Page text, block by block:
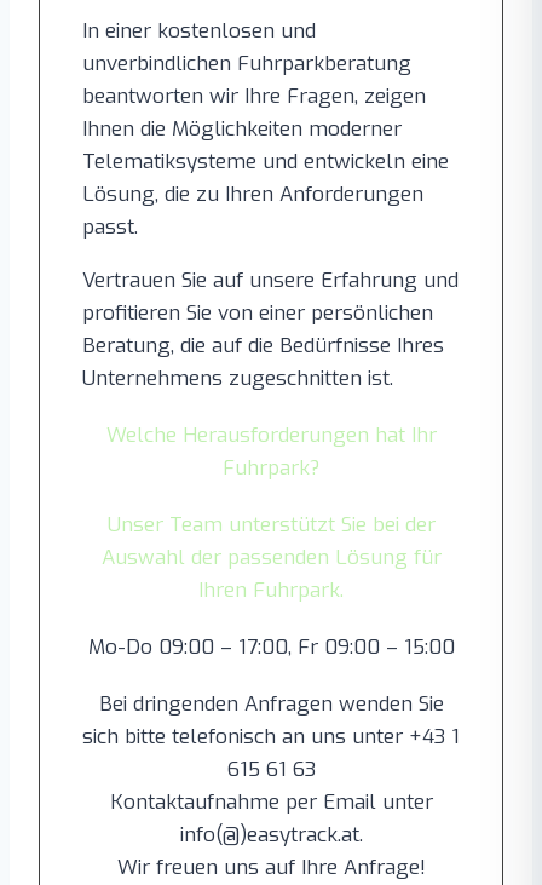
In einer kostenlosen und
unverbindlichen Fuhrparkberatung
beantworten wir Ihre Fragen, zeigen
Ihnen die Möglichkeiten moderner
Telematiksysteme und entwickeln eine
Lösung, die zu Ihren Anforderungen
passt.
Vertrauen Sie auf unsere Erfahrung und
profitieren Sie von einer persönlichen
Beratung, die auf die Bedürfnisse Ihres
Unternehmens zugeschnitten ist.
Welche Herausforderungen hat Ihr
Fuhrpark?
Unser Team unterstützt Sie bei der
Auswahl der passenden Lösung für
Ihren Fuhrpark.
Mo-Do 09:00 – 17:00, Fr 09:00 – 15:00
Bei dringenden Anfragen wenden Sie
sich bitte telefonisch an uns unter +43 1
615 61 63
Kontaktaufnahme per Email unter
info(@)easytrack.at.
Wir freuen uns auf Ihre Anfrage!